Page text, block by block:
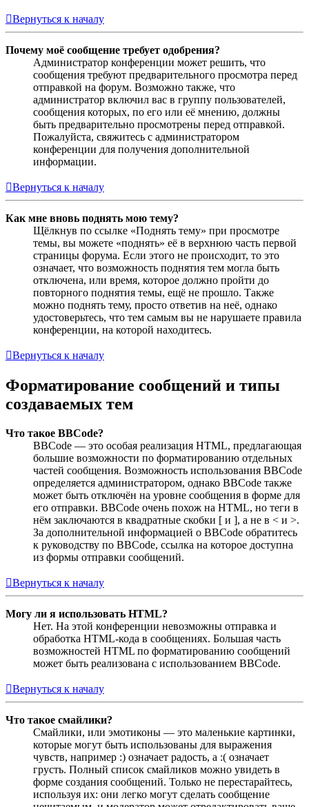
Вернуться к началу
Почему моё сообщение требует одобрения?
Администратор конференции может решить, что
сообщения требуют предварительного просмотра перед
отправкой на форум. Возможно также, что
администратор включил вас в группу пользователей,
сообщения которых, по его или её мнению, должны
быть предварительно просмотрены перед отправкой.
Пожалуйста, свяжитесь с администратором
конференции для получения дополнительной
информации.
Вернуться к началу
Как мне вновь поднять мою тему?
Щёлкнув по ссылке «Поднять тему» при просмотре
темы, вы можете «поднять» её в верхнюю часть первой
страницы форума. Если этого не происходит, то это
означает, что возможность поднятия тем могла быть
отключена, или время, которое должно пройти до
повторного поднятия темы, ещё не прошло. Также
можно поднять тему, просто ответив на неё, однако
удостоверьтесь, что тем самым вы не нарушаете правила
конференции, на которой находитесь.
Вернуться к началу
Форматирование сообщений и типы
создаваемых тем
Что такое BBCode?
BBCode — это особая реализация HTML, предлагающая
большие возможности по форматированию отдельных
частей сообщения. Возможность использования BBCode
определяется администратором, однако BBCode также
может быть отключён на уровне сообщения в форме для
его отправки. BBCode очень похож на HTML, но теги в
нём заключаются в квадратные скобки [ и ], а не в < и >.
За дополнительной информацией о BBCode обратитесь
к руководству по BBCode, ссылка на которое доступна
из формы отправки сообщений.
Вернуться к началу
Могу ли я использовать HTML?
Нет. На этой конференции невозможны отправка и
обработка HTML-кода в сообщениях. Большая часть
возможностей HTML по форматированию сообщений
может быть реализована с использованием BBCode.
Вернуться к началу
Что такое смайлики?
Смайлики, или эмотиконы — это маленькие картинки,
которые могут быть использованы для выражения
чувств, например :) означает радость, а :( означает
грусть. Полный список смайликов можно увидеть в
форме создания сообщений. Только не перестарайтесь,
используя их: они легко могут сделать сообщение